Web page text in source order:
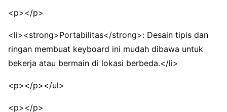
<p></p>
<li><strong>Portabilitas</strong>: Desain tipis dan
ringan membuat keyboard ini mudah dibawa untuk
bekerja atau bermain di lokasi berbeda.</li>
<p></p></ul>
<p></p>